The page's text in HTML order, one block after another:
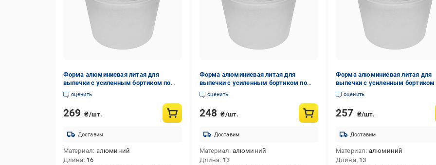
Форма алюминиевая литая для
выпечки с усиленным бортиком по
краю 2 л (88324)
оценить
269 ₴/шт.
Доставим
Материал алюминий
Длина 16
Форма алюминиевая литая для
выпечки с усиленным бортиком по
краю 1 л (88326)
оценить
248 ₴/шт.
Доставим
Материал алюминий
Длина 13
Форма алюминиевая литая для
выпечки с усиленным бортиком
краю 1,5 л (88325)
оценить
257 ₴/шт.
Доставим
Материал алюминий
Длина 13